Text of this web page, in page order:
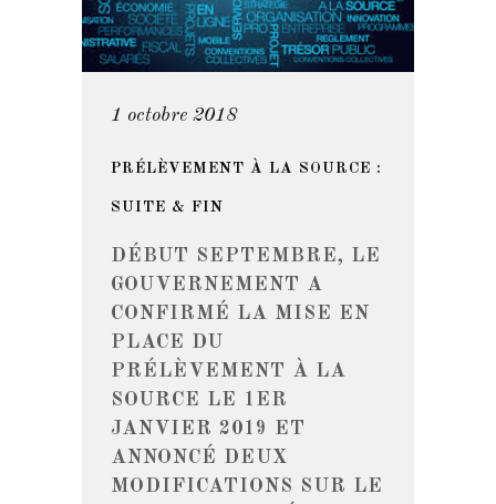
1 octobre 2018
PRÉLÈVEMENT À LA SOURCE :
SUITE & FIN
DÉBUT SEPTEMBRE, LE
GOUVERNEMENT A
CONFIRMÉ LA MISE EN
PLACE DU
PRÉLÈVEMENT À LA
SOURCE LE 1ER
JANVIER 2019 ET
ANNONCÉ DEUX
MODIFICATIONS SUR LE